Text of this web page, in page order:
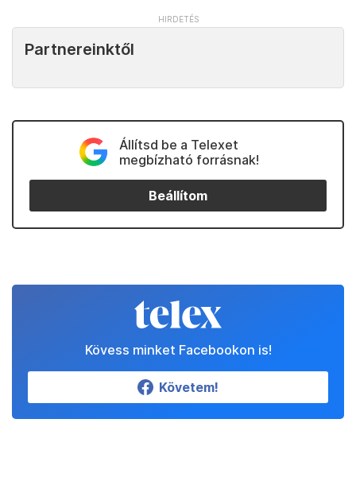
Partnereinktől
Állítsd be a Telexet
megbízható forrásnak!
Beállítom
Kövess minket Facebookon is!
Követem!